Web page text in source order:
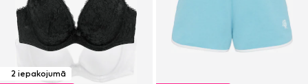
2 iepakojumā